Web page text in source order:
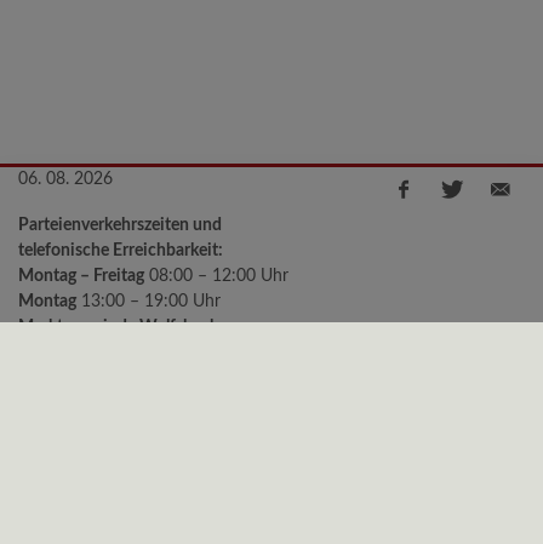
06. 08. 2026
Parteienverkehrszeiten und
telefonische Erreichbarkeit:
Montag – Freitag 08:00 – 12:00 Uhr
Montag 13:00 – 19:00 Uhr
Marktgemeinde Wolfsbach